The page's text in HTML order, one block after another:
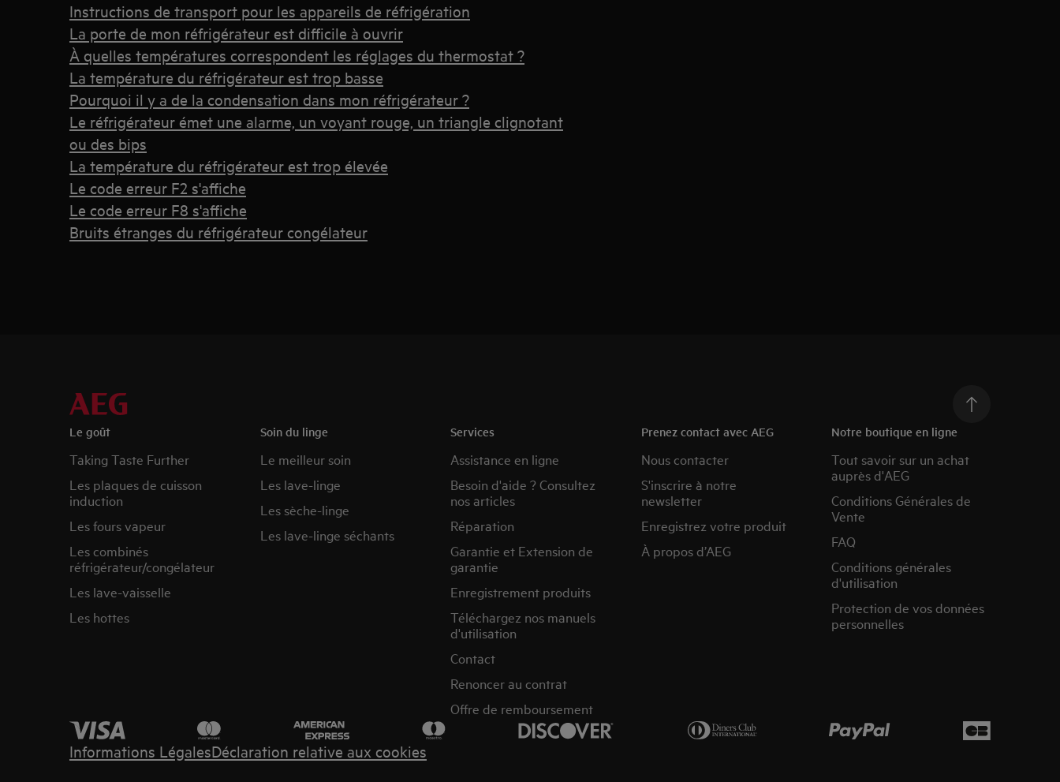
Instructions de transport pour les appareils de réfrigération
La porte de mon réfrigérateur est difficile à ouvrir
À quelles températures correspondent les réglages du thermostat ?
La température du réfrigérateur est trop basse
Pourquoi il y a de la condensation dans mon réfrigérateur ?
Le réfrigérateur émet une alarme, un voyant rouge, un triangle clignotant
ou des bips
La température du réfrigérateur est trop élevée
Le code erreur F2 s'affiche
Le code erreur F8 s'affiche
Bruits étranges du réfrigérateur congélateur
Le goût
Taking Taste Further
Les plaques de cuisson
induction
Les fours vapeur
Les combinés
réfrigérateur/congélateur
Les lave-vaisselle
Les hottes
Soin du linge
Le meilleur soin
Les lave-linge
Les sèche-linge
Les lave-linge séchants
Services
Assistance en ligne
Besoin d'aide ? Consultez
nos articles
Réparation
Garantie et Extension de
garantie
Enregistrement produits
Téléchargez nos manuels
d'utilisation
Contact
Renoncer au contrat
Offre de remboursement
Prenez contact avec AEG
Nous contacter
S'inscrire à notre
newsletter
Enregistrez votre produit
À propos d’AEG
Notre boutique en ligne
Tout savoir sur un achat
auprès d'AEG
Conditions Générales de
Vente
FAQ
Conditions générales
d'utilisation
Protection de vos données
personnelles
Informations LégalesDéclaration relative aux cookies